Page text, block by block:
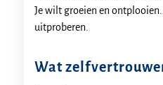
Je wilt groeien en
uitproberen.
Wat